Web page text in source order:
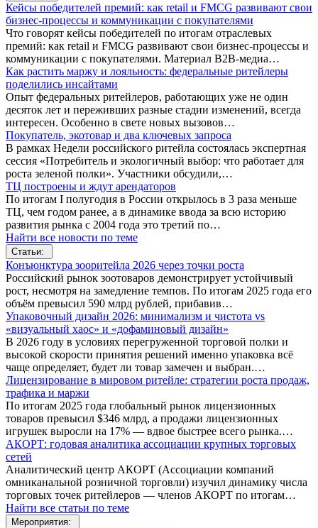
Кейсы победителей премий: как retail и FMCG развивают свои
бизнес-процессы и коммуникации с покупателями
Что говорят кейсы победителей по итогам отраслевых
премий: как retail и FMCG развивают свои бизнес-процессы и
коммуникации с покупателями. Материал B2B-медиа…
Как растить маржу и лояльность: федеральные ритейлеры
поделились инсайтами
Опыт федеральных ритейлеров, работающих уже не один
десяток лет и переживших разные стадии изменений, всегда
интересен. Особенно в свете новых вызовов…
Покупатель, экотовар и два ключевых запроса
В рамках Недели российского ритейла состоялась экспертная
сессия «Потребитель и экологичный выбор: что работает для
роста зеленой полки». Участники обсудили,…
ТЦ построены и ждут арендаторов
По итогам I полугодия в России открылось в 3 раза меньше
ТЦ, чем годом ранее, а в динамике ввода за всю историю
развития рынка с 2004 года это третий по…
Найти все новости по теме
Статьи:
Конъюнктура зооритейла 2026 через точки роста
Российский рынок зоотоваров демонстрирует устойчивый
рост, несмотря на замедление темпов. По итогам 2025 года его
объём превысил 590 млрд рублей, прибавив…
Упаковочный дизайн 2026: минимализм и чистота vs
«визуальный хаос» и «дофаминовый дизайн»
В 2026 году в условиях перегруженной торговой полки и
высокой скорости принятия решений именно упаковка всё
чаще определяет, будет ли товар замечен и выбран.…
Лицензирование в мировом ритейле: стратегии роста продаж,
трафика и маржи
По итогам 2025 года глобальный рынок лицензионных
товаров превысил $346 млрд, а продажи лицензионных
игрушек выросли на 17% — вдвое быстрее всего рынка.…
АКОРТ: годовая аналитика ассоциации крупных торговых
сетей
Аналитический центр АКОРТ (Ассоциации компаний
омниканальной розничной торговли) изучил динамику числа
торговых точек ритейлеров — членов АКОРТ по итогам…
Найти все статьи по теме
Мероприятия: